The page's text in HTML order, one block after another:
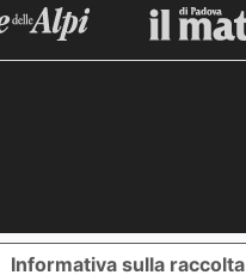
Informativa sulla raccolta